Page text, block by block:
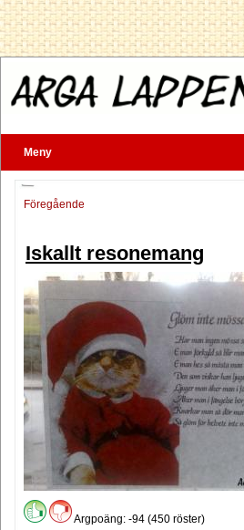
Meny
Föregående
Iskallt resonemang
Argpoäng: -94 (450 röster)